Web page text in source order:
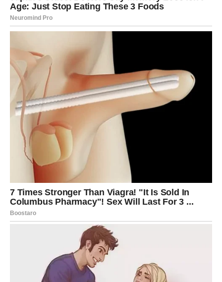
Rakovi su među najvećim miljenicima ovog dana.
Poslije mnogo emotivnih borbi dolazi osjećaj mira i sreće
koji vam vraća vjeru da najbolje tek dolazi.
Sudbina vam donosi veliko olakšanje
Pred vama su veoma nježni i sretni trenuci.
LAV
Lavovima dolazi velika poslovna ili finansijska prilika.
Sve ono što ste dugo čekali sada konačno počinje dolaziti
na svoje mjesto.
Vrijeme uspjeha polako počinje
Pred vama su veoma snažni trenuci.